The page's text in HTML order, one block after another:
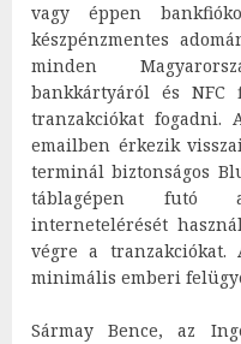
vagy éppen
készpénzmentes
minden
bankkártyáról és NFC
tranzakciókat fogadni.
emailben érkezik
terminál biztonságos
táblagépen futó
internetelérését
végre a tranzakciókat.
minimális emberi
Sármay Bence, az